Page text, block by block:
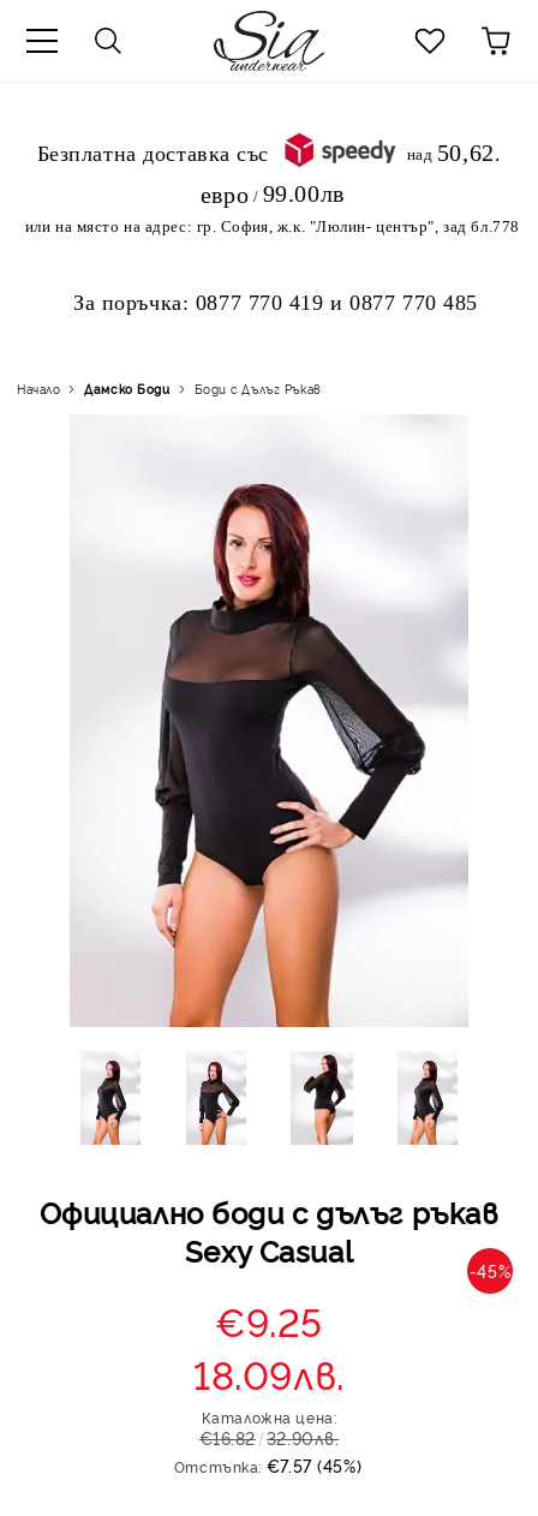
.Безплатна доставка със
над 50,62
евро / 99.00лв
или на място на адрес: гр. София, ж.к. "Люлин- център", зад бл.778
За поръчка: 0877 770 419 и0877 770 485
Начало Дамскo Боди Боди с Дълъг Ръкав
Официално боди с дълъг ръкав
Sexy Casual
-45%
€9.25
18.09лв.
Каталожна цена:
€16.82 32.90лв.
Отстъпка: €7.57 (45%)